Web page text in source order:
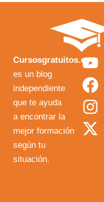
Cursosgratuitos.es
es un blog
independiente
que te ayuda
a encontrar la
mejor formación
según tu
situación.
Y
o
u
t
u
F
a
c
e
b
I
n
s
t
a
X
-
t
w
i